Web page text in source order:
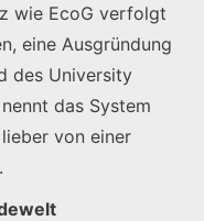
wie EcoG verfolgt
eine Ausgründung
des University
das System
von einer